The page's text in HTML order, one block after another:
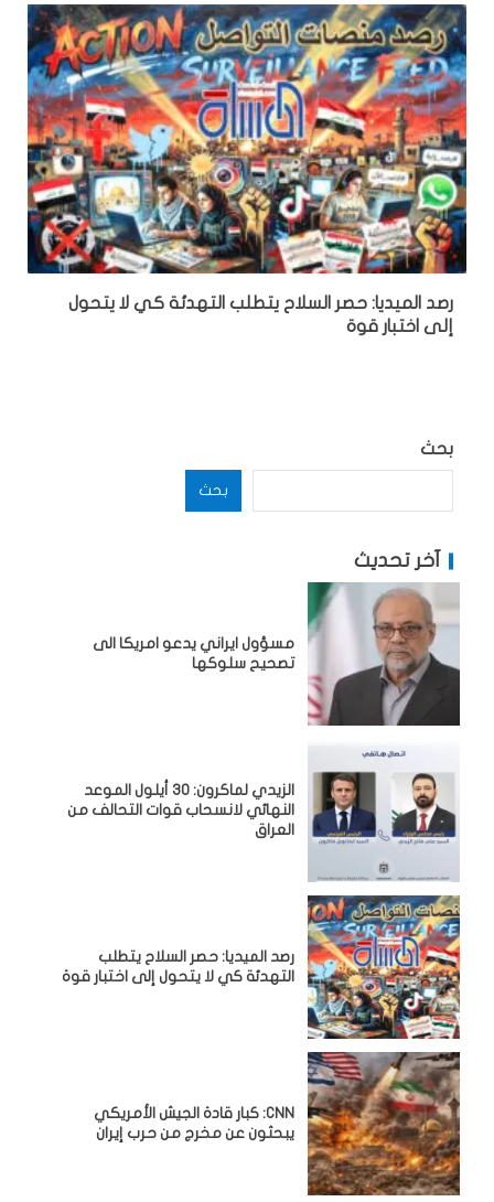
رصد الميديا: حصر السلاح يتطلب التهدئة كي لا يتحول
إلى اختبار قوة
بحث
بحث
آخر تحديث
مسؤول ايراني يدعو امريكا الى
تصحيح سلوكها
الزيدي لماكرون: 30 أيلول الموعد
النهائي لانسحاب قوات التحالف من
العراق
رصد الميديا: حصر السلاح يتطلب
التهدئة كي لا يتحول إلى اختبار قوة
CNN: كبار قادة الجيش الأمريكي
يبحثون عن مخرج من حرب إيران